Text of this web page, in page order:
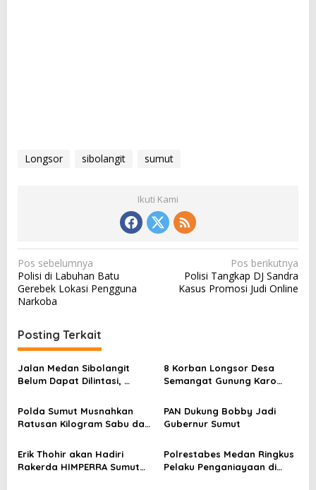
Longsor sibolangit sumut
Ikuti Kami
N
a
v
g
a
s
p
s
Pos sebelumnya
Polisi di Labuhan Batu
Gerebek Lokasi Pengguna
Narkoba
Pos berikutnya
Polisi Tangkap DJ Sandra
Kasus Promosi Judi Online
Posting Terkait
Jalan Medan Sibolangit
Belum Dapat Dilintasi,
Dievakuasi
8 Korban Longsor Desa
Semangat Gunung Karo
Polda Sumut Musnahkan
Ratusan Kilogram Sabu dan
PAN Dukung Bobby Jadi
Gubernur Sumut
Erik Thohir akan Hadiri
Rakerda HIMPERRA Sumut
Polrestabes Medan Ringkus
Pelaku Penganiayaan di